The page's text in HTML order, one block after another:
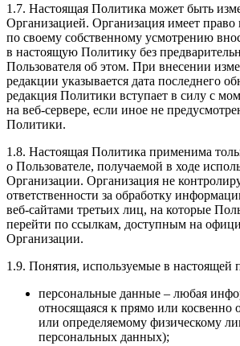
1.7. Настоящая Политика может быть
Организацией. Организация имеет право
по своему собственному усмотрению
в настоящую Политику без
Пользователя об этом. При внесении
редакции указывается дата последнего
редакция Политики вступает в силу с
на веб-сервере, если иное не
Политики.
1.8. Настоящая Политика применима
о Пользователе, получаемой в ходе
Организации. Организация не
ответственности за обработку
веб-сайтами третьих лиц, на которые
перейти по ссылкам, доступным на
Организации.
1.9. Понятия, используемые в настоящей
персональные данные – любая
относящаяся к прямо или косвенно
или определяемому физическому
персональных данных);